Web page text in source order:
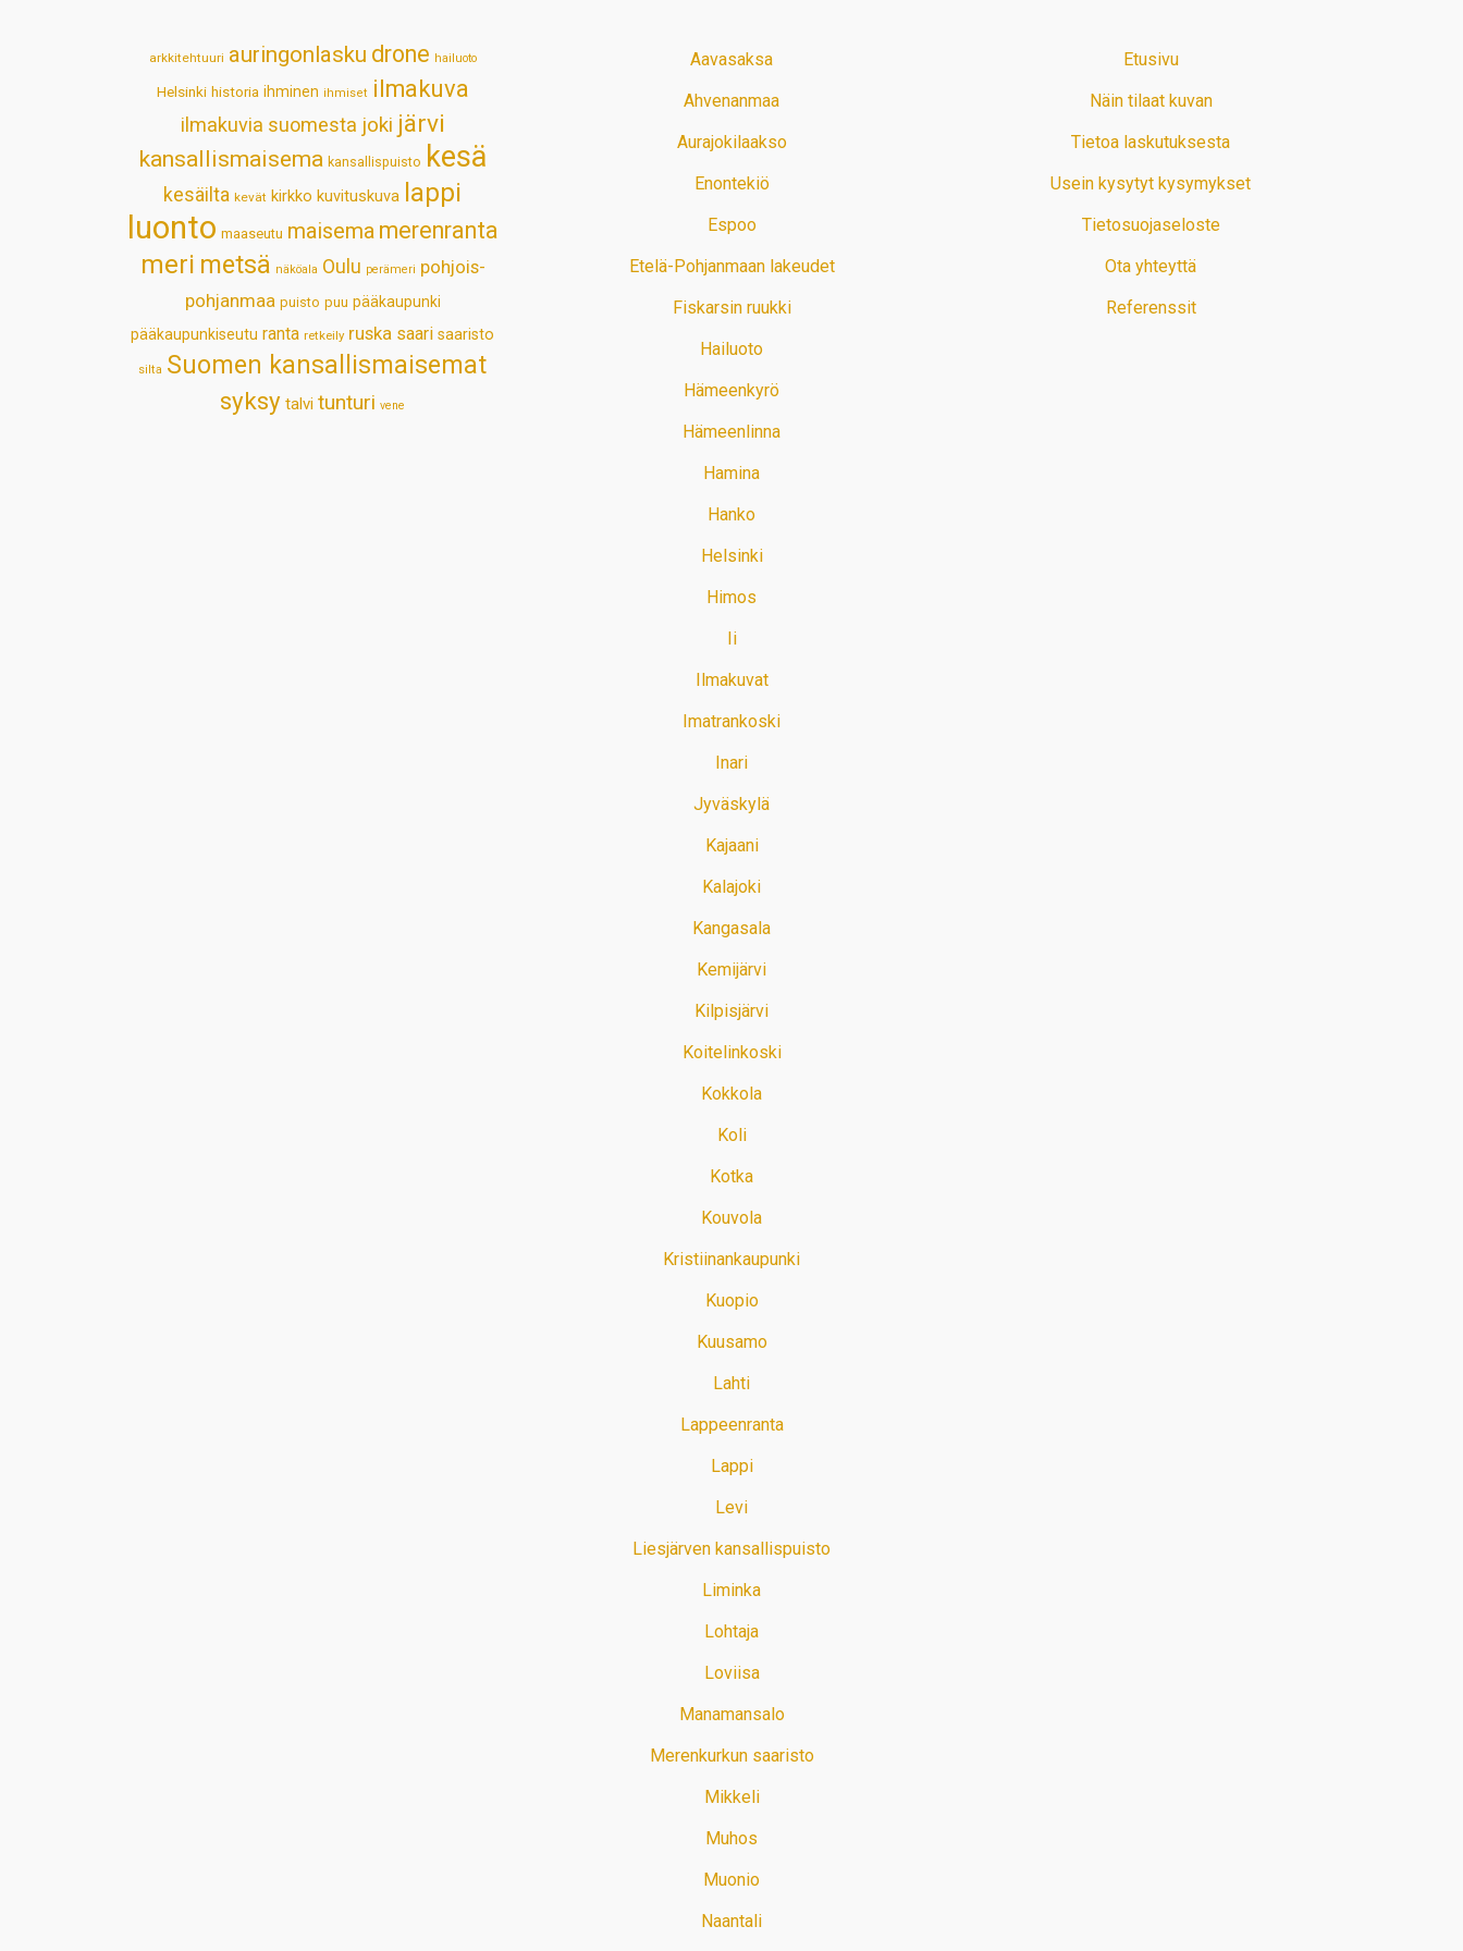
arkkitehtuuri auringonlasku drone hailuoto
Helsinki historia ihminen ihmiset ilmakuva
ilmakuvia suomesta joki järvi
kansallismaisema kansallispuisto kesä
kesäilta kevät kirkko kuvituskuva lappi
luonto maaseutu maisema merenranta
meri metsä näköala Oulu perämeri pohjois-
pohjanmaa puisto puu pääkaupunki
pääkaupunkiseutu ranta retkeily ruska saari saaristo
silta Suomen kansallismaisemat
syksy talvi tunturi vene
Aavasaksa
Ahvenanmaa
Aurajokilaakso
Enontekiö
Espoo
Etelä-Pohjanmaan lakeudet
Fiskarsin ruukki
Hailuoto
Hämeenkyrö
Hämeenlinna
Hamina
Hanko
Helsinki
Himos
Ii
Ilmakuvat
Imatrankoski
Inari
Jyväskylä
Kajaani
Kalajoki
Kangasala
Kemijärvi
Kilpisjärvi
Koitelinkoski
Kokkola
Koli
Kotka
Kouvola
Kristiinankaupunki
Kuopio
Kuusamo
Lahti
Lappeenranta
Lappi
Levi
Liesjärven kansallispuisto
Liminka
Lohtaja
Loviisa
Manamansalo
Merenkurkun saaristo
Mikkeli
Muhos
Muonio
Naantali
Etusivu
Näin tilaat kuvan
Tietoa laskutuksesta
Usein kysytyt kysymykset
Tietosuojaseloste
Ota yhteyttä
Referenssit